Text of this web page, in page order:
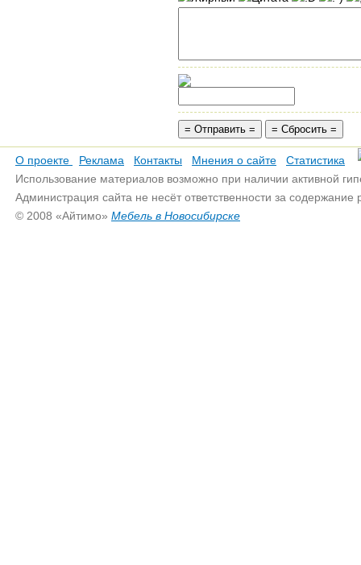
О проекте Реклама Контакты Мнения о сайте
Статистика
Использование материалов возможно при наличии активной
Администрация сайта не несёт ответственности за
© 2008 «Айтимо» Мебель в Новосибирске